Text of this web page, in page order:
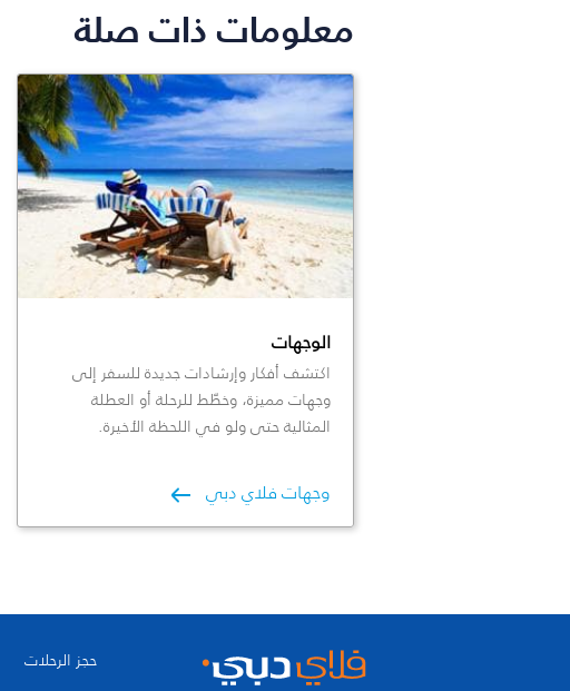
معلومات ذات صلة
الوجهات
اكتشف أفكار وإرشادات جديدة للسفر إلى
وجهات مميزة، وخطّط للرحلة أو العطلة
المثالية حتى ولو في اللحظة الأخيرة.
وجهات فلاي دبي
حجز الرحلات